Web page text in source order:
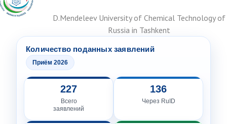
D.Mendeleev University of Chemical Technology of
Russia in Tashkent
Количество поданных заявлений
Приём 2026
227
Всего
заявлений
136
Через RuID